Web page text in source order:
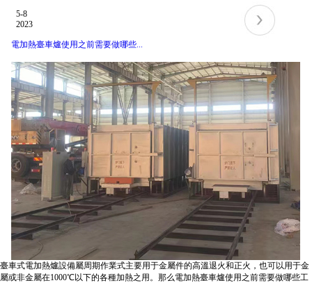
5-8
2023
電加熱臺車爐使用之前需要做哪些...
臺車式電加熱爐設備屬周期作業式主要用于金屬件的高溫退火和正火，也可以用于金
屬或非金屬在1000℃以下的各種加熱之用。那么電加熱臺車爐使用之前需要做哪些工